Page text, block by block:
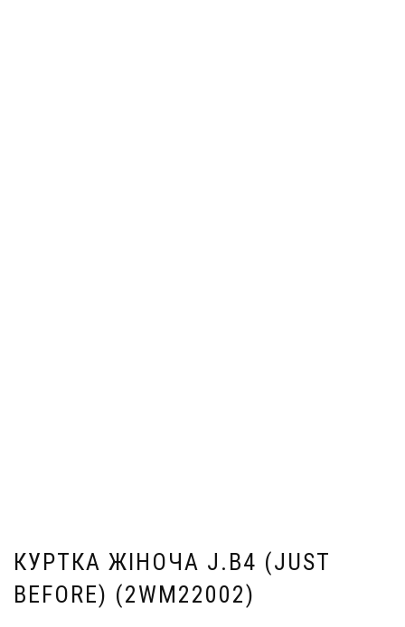
КУРТКА ЖІНОЧА J.B4 (JUST
BEFORE) (2WM22002)